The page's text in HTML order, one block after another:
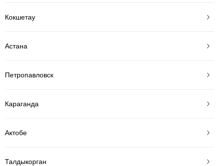
Кокшетау
Астана
Петропавловск
Караганда
Актобе
Талдыкорган